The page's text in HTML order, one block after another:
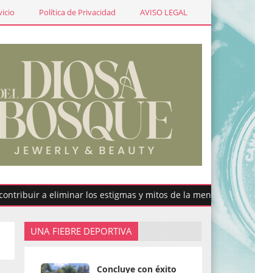
Política de Privacidad AVISO LEGAL
a eliminar los estigmas y mitos de la menstruación
UNA FIEBRE DEPORTIVA
Concluye con éxito